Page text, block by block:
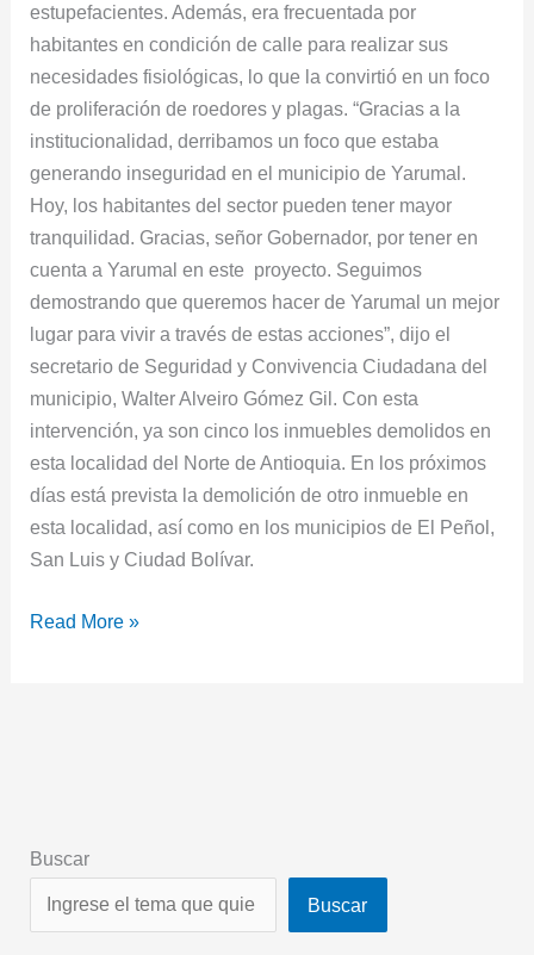
estupefacientes. Además, era frecuentada por
habitantes en condición de calle para realizar sus
necesidades fisiológicas, lo que la convirtió en un foco
de proliferación de roedores y plagas. “Gracias a la
institucionalidad, derribamos un foco que estaba
generando inseguridad en el municipio de Yarumal.
Hoy, los habitantes del sector pueden tener mayor
tranquilidad. Gracias, señor Gobernador, por tener en
cuenta a Yarumal en este proyecto. Seguimos
demostrando que queremos hacer de Yarumal un mejor
lugar para vivir a través de estas acciones”, dijo el
secretario de Seguridad y Convivencia Ciudadana del
municipio, Walter Alveiro Gómez Gil. Con esta
intervención, ya son cinco los inmuebles demolidos en
esta localidad del Norte de Antioquia. En los próximos
días está prevista la demolición de otro inmueble en
esta localidad, así como en los municipios de El Peñol,
San Luis y Ciudad Bolívar.
Read More »
Buscar
Buscar